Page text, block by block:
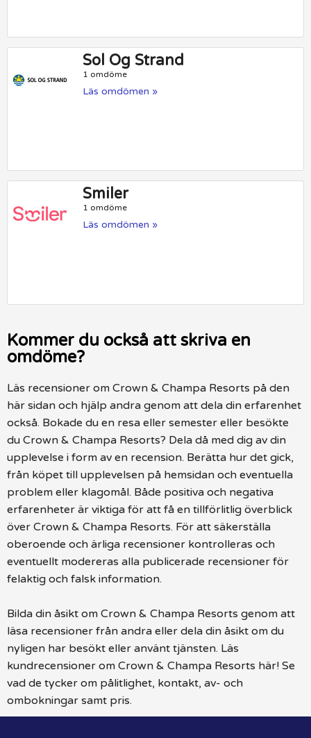
Sol Og Strand
1 omdöme
Läs omdömen »
Smiler
1 omdöme
Läs omdömen »
Kommer du också att skriva en
omdöme?
Läs recensioner om Crown & Champa Resorts på den
här sidan och hjälp andra genom att dela din erfarenhet
också. Bokade du en resa eller semester eller besökte
du Crown & Champa Resorts? Dela då med dig av din
upplevelse i form av en recension. Berätta hur det gick,
från köpet till upplevelsen på hemsidan och eventuella
problem eller klagomål. Både positiva och negativa
erfarenheter är viktiga för att få en tillförlitlig överblick
över Crown & Champa Resorts. För att säkerställa
oberoende och ärliga recensioner kontrolleras och
eventuellt modereras alla publicerade recensioner för
felaktig och falsk information.
Bilda din åsikt om Crown & Champa Resorts genom att
läsa recensioner från andra eller dela din åsikt om du
nyligen har besökt eller använt tjänsten. Läs
kundrecensioner om Crown & Champa Resorts här! Se
vad de tycker om pålitlighet, kontakt, av- och
ombokningar samt pris.